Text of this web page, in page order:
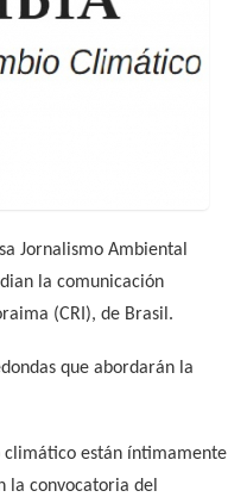
Jornalismo Ambiental
la comunicación
(CRI), de Brasil.
que abordarán la
climático están íntimamente
la convocatoria del